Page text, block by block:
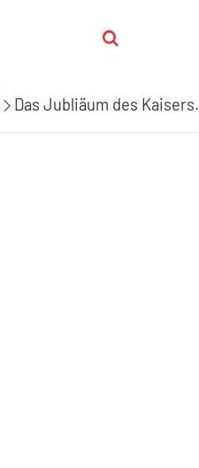
Das Jubliäum des Kaisers.